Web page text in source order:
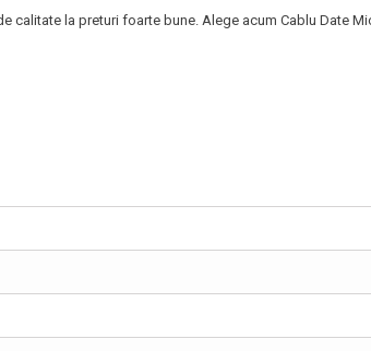
la preturi foarte bune. Alege acum Cablu Date